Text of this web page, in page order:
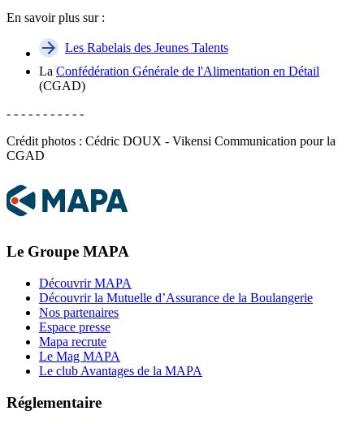
En savoir plus sur :
Les Rabelais des Jeunes Talents
La Confédération Générale de l'Alimentation en Détail
(CGAD)
- - - - - - - - - - -
Crédit photos : Cédric DOUX - Vikensi Communication pour la
CGAD
Le Groupe MAPA
Découvrir MAPA
Découvrir la Mutuelle d’Assurance de la Boulangerie
Nos partenaires
Espace presse
Mapa recrute
Le Mag MAPA
Le club Avantages de la MAPA
Réglementaire